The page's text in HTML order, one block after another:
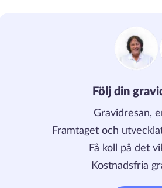
Följ din
Gravidresan,
Framtaget och
Få koll på det
Kostnadsfria